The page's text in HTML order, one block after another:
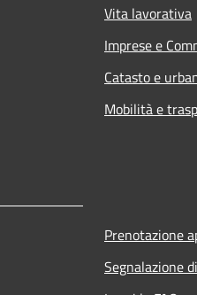
Vita lavorativa
Imprese e
Catasto e
Mobilità e
Prenotazione
Segnalazione